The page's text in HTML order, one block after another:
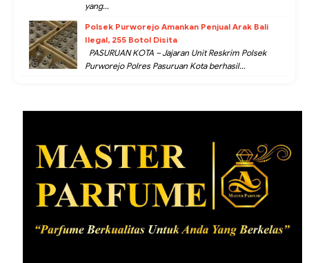
yang...
Polsek Purworejo Amankan Penjual Arak Bali
Ilegal, 255 Botol Disita
PASURUAN KOTA – Jajaran Unit Reskrim Polsek
Purworejo Polres Pasuruan Kota berhasil...